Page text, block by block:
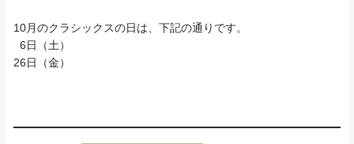
10月のクラシックスの日は、下記の通りです。
6日（土）
26日（金）